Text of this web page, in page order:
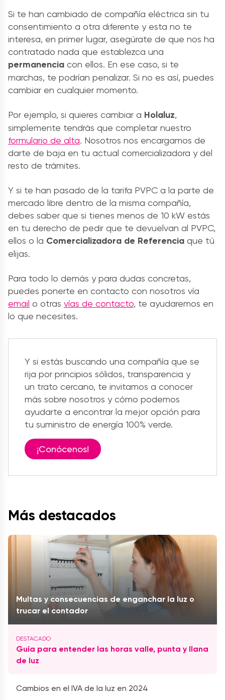
Si te han cambiado de compañía eléctrica sin tu
consentimiento a otra diferente y esta no te
interesa, en primer lugar, asegúrate de que nos ha
contratado nada que establezca una
permanencia con ellos. En ese caso, si te
marchas, te podrían penalizar. Si no es así, puedes
cambiar en cualquier momento.
Por ejemplo, si quieres cambiar a Holaluz,
simplemente tendrás que completar nuestro
formulario de alta. Nosotros nos encargamos de
darte de baja en tu actual comercializadora y del
resto de trámites.
Y si te han pasado de la tarifa PVPC a la parte de
mercado libre dentro de la misma compañía,
debes saber que si tienes menos de 10 kW estás
en tu derecho de pedir que te devuelvan al PVPC,
ellos o la Comercializadora de Referencia que tú
elijas.
Para todo lo demás y para dudas concretas,
puedes ponerte en contacto con nosotros vía
email o otras vías de contacto, te ayudaremos en
lo que necesites.
Y si estás buscando una compañía que se
rija por principios sólidos, transparencia y
un trato cercano, te invitamos a conocer
más sobre nosotros y cómo podemos
ayudarte a encontrar la mejor opción para
tu suministro de energía 100% verde.
¡Conócenos!
Más destacados
Multas y consecuencias de enganchar la luz o
trucar el contador
Guía para entender las horas valle, punta y llana
de luz
Cambios en el IVA de la luz en 2024